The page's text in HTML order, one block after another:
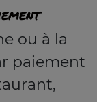
ou à la
paiement